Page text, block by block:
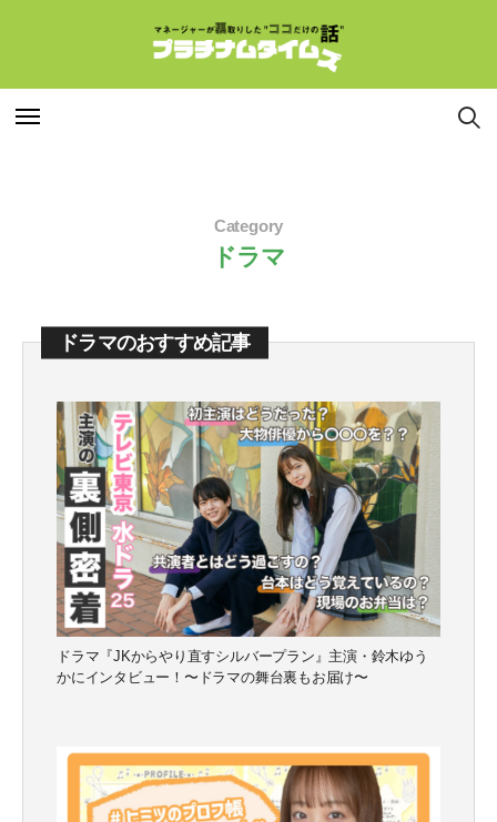
インタビュー
コラム
CLOSE
インタビュー
コラム
CLOSE
Category
ドラマ
ドラマのおすすめ記事
ドラマ『JKからやり直すシルバープラン』主演・鈴木ゆう
かにインタビュー！〜ドラマの舞台裏もお届け〜